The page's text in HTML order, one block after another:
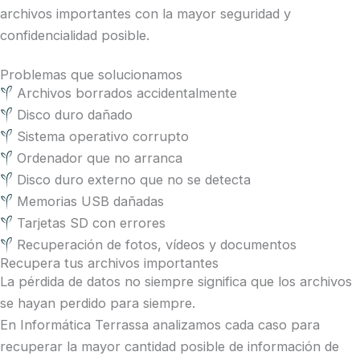
archivos importantes con la mayor seguridad y
confidencialidad posible.
Problemas que solucionamos
Archivos borrados accidentalmente
Disco duro dañado
Sistema operativo corrupto
Ordenador que no arranca
Disco duro externo que no se detecta
Memorias USB dañadas
Tarjetas SD con errores
Recuperación de fotos, vídeos y documentos
Recupera tus archivos importantes
La pérdida de datos no siempre significa que los archivos
se hayan perdido para siempre.
En Informática Terrassa analizamos cada caso para
recuperar la mayor cantidad posible de información de